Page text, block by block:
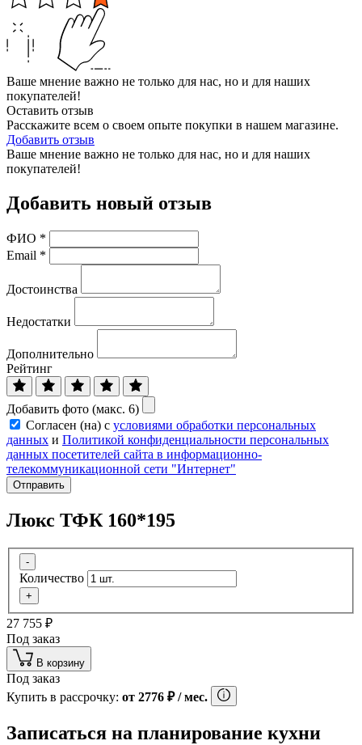
Ваше мнение важно не только для нас, но и для наших
покупателей!
Оставить отзыв
Расскажите всем о своем опыте покупки в нашем магазине.
Добавить отзыв
Ваше мнение важно не только для нас, но и для наших
покупателей!
Добавить новый отзыв
ФИО *
Email *
Достоинства
Недостатки
Дополнительно
Рейтинг
Добавить фото (макс. 6)
Согласен (на) с условиями обработки персональных
данных и Политикой конфиденциальности персональных
данных посетителей сайта в информационно-
телекоммуникационной сети "Интернет"
Отправить
Люкс ТФК 160*195
-
Количество
+
27 755 ₽
Под заказ
В корзину
Под заказ
Купить в рассрочку: от 2776 ₽/ мес.
Записаться на планирование кухни